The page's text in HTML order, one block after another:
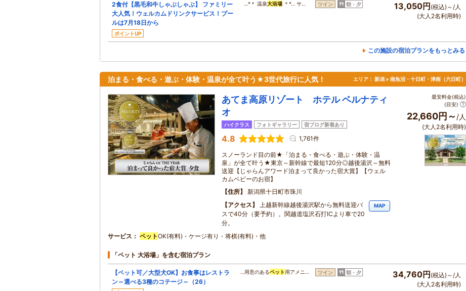
2食付【黒毛和牛しゃぶしゃぶ】 ファミリー
大人気！ウェルカムドリンクサービス！プー
ルは7月18日から
ポイントUP
…*＊ 温泉大浴場 ＊*… サ… ツイン 朝・夕 13,050円 (税込)～/人
(大人2名利用時)
この施設の宿泊プランをもっとみる
泊まる・食べる・遊ぶ・体験・温泉が全て叶う★3世代旅行に人気！ エリア： 新潟 > 南魚沼・十日町・津南（六日町）
あてま高原リゾート ホテル ベルナティ
オ
ハイクラス フォトギャラリー 宿ブログ新着あり
4.8 1,761件
スノーランド目の前★「泊まる・食べる・遊ぶ・体験・温
泉」が全て叶う★東京～新幹線で最短120分◎越後湯沢～無料
送迎【じゃらんアワード泊まって良かった宿大賞】【ウェル
カムベビーのお宿】
住所
新潟県十日町市珠川
アクセス
上越新幹線越後湯沢駅から無料送迎バ
スで40分（要予約）。関越道塩沢石打ICより車で20
分。
MAP
最安料金(税込)
(目安)
22,660円～ /人
(大人2名利用時)
サービス ペットOK(有料)・ケージ有り・将棋(有料)・他
「ペット 大浴場」を含む宿泊プラン
【ペット可／大型犬OK】お食事はレストラ
ン～選べる3種のコテージ～（26）
…用意のあるペット 用アメニ… ツイン 朝・夕 34,760円 (税込)～/人
(大人2名利用時)